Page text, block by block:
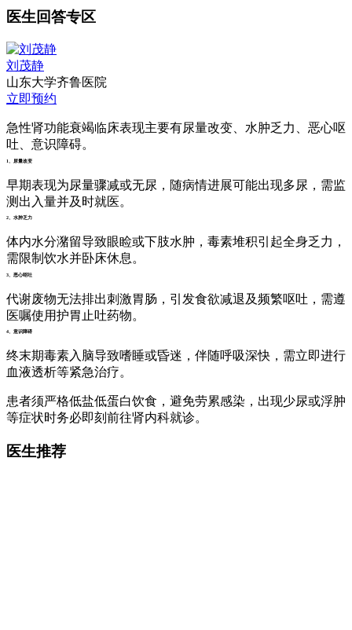
医生回答专区
刘茂静
山东大学齐鲁医院
立即预约
急性肾功能衰竭临床表现主要有尿量改变、水肿乏力、恶心呕
吐、意识障碍。
1、尿量改变
早期表现为尿量骤减或无尿，随病情进展可能出现多尿，需监
测出入量并及时就医。
2、水肿乏力
体内水分潴留导致眼睑或下肢水肿，毒素堆积引起全身乏力，
需限制饮水并卧床休息。
3、恶心呕吐
代谢废物无法排出刺激胃肠，引发食欲减退及频繁呕吐，需遵
医嘱使用护胃止吐药物。
4、意识障碍
终末期毒素入脑导致嗜睡或昏迷，伴随呼吸深快，需立即进行
血液透析等紧急治疗。
患者须严格低盐低蛋白饮食，避免劳累感染，出现少尿或浮肿
等症状时务必即刻前往肾内科就诊。
医生推荐